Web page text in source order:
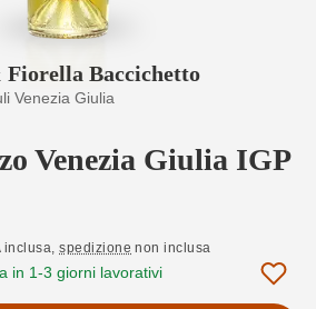
Baccichetto
Venezia Giulia
Venezia Giulia IGP
inclusa,spedizione non inclusa
in 1-3 giorni lavorativi